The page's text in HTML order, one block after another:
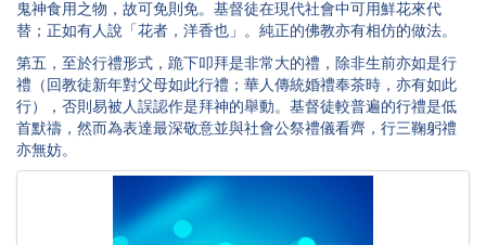
鬼神食用之物，故可免則免。基督徒在現代社會中可用鮮花來代
替；正如有人說「花者，洋香也」。純正的佛教亦有相仿的做法。
第五，至於行禮形式，跪下叩拜是非常大的禮，除非生前亦如是行
禮（回教徒新年對父母如此行禮；華人傳統婚禮奉茶時，亦有如此
行），否則易被人誤認作是拜神的舉動。基督徒較普遍的行禮是低
首默禱，然而為表達最深敬意並與社會公祭禮儀看齊，行三鞠躬禮
亦無妨。